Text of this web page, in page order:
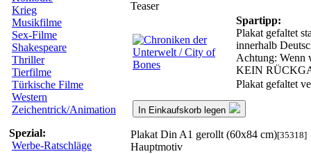
Krieg
Musikfilme
Sex-Filme
Shakespeare
Thriller
Tierfilme
Türkische Filme
Western
Zeichentrick/Animation
Spezial:
Werbe-Ratschläge
Teaser
Spartipp:
Plakat gefaltet
innerhalb
Achtung: Wenn
KEIN
Plakat gefaltet
In Einkaufskorb legen
Plakat Din A1 gerollt (60x84 cm)[35318]
Hauptmotiv